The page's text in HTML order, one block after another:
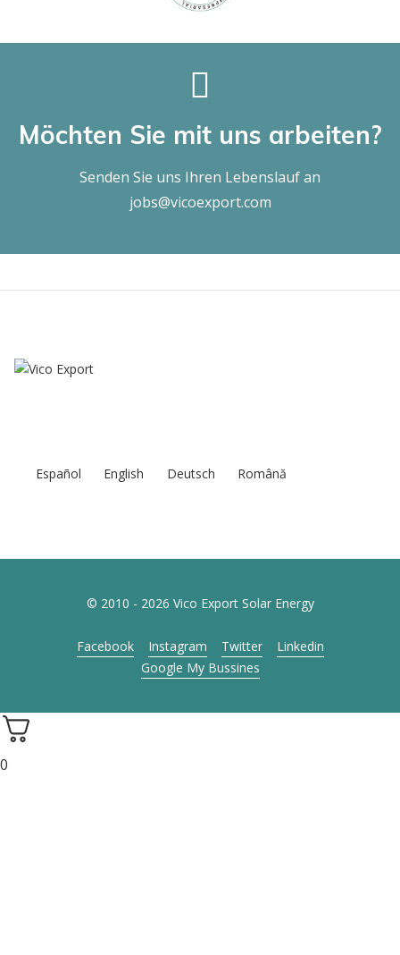
Möchten Sie mit uns arbeiten?
Senden Sie uns Ihren Lebenslauf an
jobs@vicoexport.com
Español English Deutsch Română
© 2010 - 2026 Vico Export Solar Energy
Facebook Instagram Twitter
Linkedin
Google My Bussines
0